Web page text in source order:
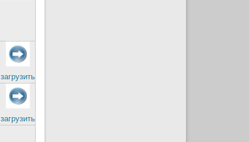
загрузить
загрузить